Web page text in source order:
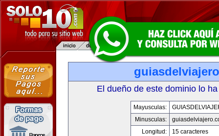
El dueño de este dominio lo
Mayusculas:
Minusculas:
Longitud:
15 caracteres